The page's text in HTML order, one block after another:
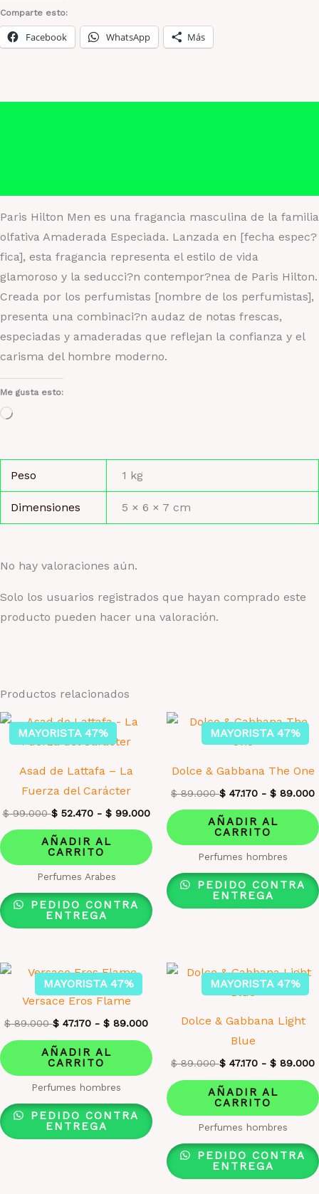
masculina
moderna
y
Comparte esto:
Facebook WhatsApp Más
Paris Hilton Men es una fragancia masculina de la familia
olfativa Amaderada Especiada. Lanzada en [fecha espec?
fica], esta fragancia representa el estilo de vida
glamoroso y la seducci?n contempor?nea de Paris Hilton.
Creada por los perfumistas [nombre de los perfumistas],
presenta una combinaci?n audaz de notas frescas,
especiadas y amaderadas que reflejan la confianza y el
carisma del hombre moderno.
Me gusta esto:
Cargando...
Peso 1 kg
Dimensiones 5 × 6 × 7 cm
No hay valoraciones aún.
Solo los usuarios registrados que hayan comprado este
producto pueden hacer una valoración.
Productos relacionados
MAYORISTA 47%
Asad de Lattafa – La
Fuerza del Carácter
$99.000 $52.470- $99.000
AÑADIR AL
CARRITO
Perfumes Arabes
PEDIDO CONTRA
ENTREGA
MAYORISTA 47%
Dolce & Gabbana The One
$89.000 $ 47.170 - $ 89.000
AÑADIR AL
CARRITO
Perfumes hombres
PEDIDO CONTRA
ENTREGA
MAYORISTA 47%
Versace Eros Flame
$89.000 $ 47.170 - $ 89.000
AÑADIR AL
CARRITO
Perfumes hombres
PEDIDO CONTRA
ENTREGA
MAYORISTA 47%
Dolce & Gabbana Light
Blue
$89.000 $ 47.170 - $ 89.000
AÑADIR AL
CARRITO
Perfumes hombres
PEDIDO CONTRA
ENTREGA